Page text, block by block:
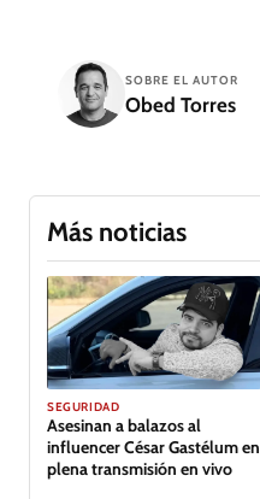
SOBRE EL AUTOR
Obed Torres
Más noticias
SEGURIDAD
Asesinan a balazos al
influencer César Gastélum en
plena transmisión en vivo